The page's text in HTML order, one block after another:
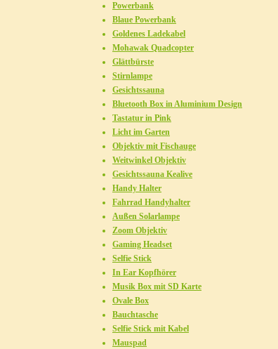
Powerbank
Blaue Powerbank
Goldenes Ladekabel
Mohawak Quadcopter
Glättbürste
Stirnlampe
Gesichtssauna
Bluetooth Box in Aluminium Design
Tastatur in Pink
Licht im Garten
Objektiv mit Fischauge
Weitwinkel Objektiv
Gesichtssauna Kealive
Handy Halter
Fahrrad Handyhalter
Außen Solarlampe
Zoom Objektiv
Gaming Headset
Selfie Stick
In Ear Kopfhörer
Musik Box mit SD Karte
Ovale Box
Bauchtasche
Selfie Stick mit Kabel
Mauspad